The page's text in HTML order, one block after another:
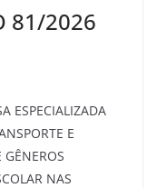
81/2026
ESPECIALIZADA
E
GÊNEROS
NAS